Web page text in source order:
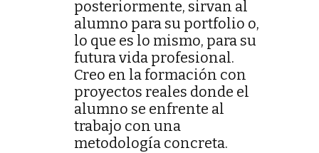
posteriormente, sirvan al
alumno para su portfolio o,
lo que es lo mismo, para su
futura vida profesional.
Creo en la formación con
proyectos reales donde el
alumno se enfrente al
trabajo con una
metodología concreta.